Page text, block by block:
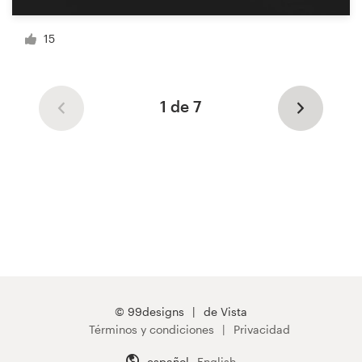
15
1 de 7
© 99designs
de Vista
Términos y condiciones
Privacidad